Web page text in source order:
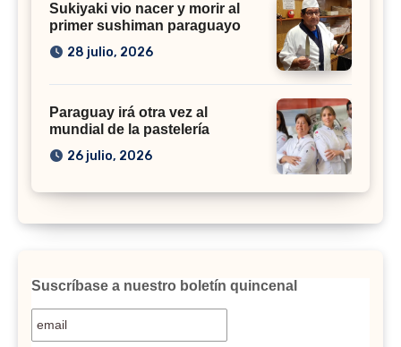
Sukiyaki vio nacer y morir al
primer sushiman paraguayo
28 julio, 2026
Paraguay irá otra vez al
mundial de la pastelería
26 julio, 2026
Suscríbase a nuestro boletín quincenal